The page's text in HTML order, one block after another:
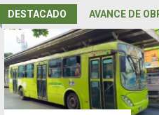
DESTACADO AVANCE DE